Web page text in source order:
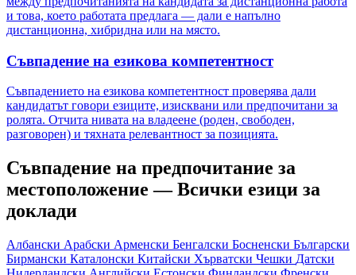
и това, което работата предлага — дали е напълно
дистанционна, хибридна или на място.
Съвпадение на езикова компетентност
Съвпадението на езикова компетентност проверява дали
кандидатът говори езиците, изисквани или предпочитани за
ролята. Отчита нивата на владеене (роден, свободен,
разговорен) и тяхната релевантност за позицията.
Съвпадение на предпочитание за
местоположение — Всички езици за
доклади
Албански Арабски Арменски Бенгалски Босненски Български
Бирмански Каталонски Китайски Хърватски Чешки Датски